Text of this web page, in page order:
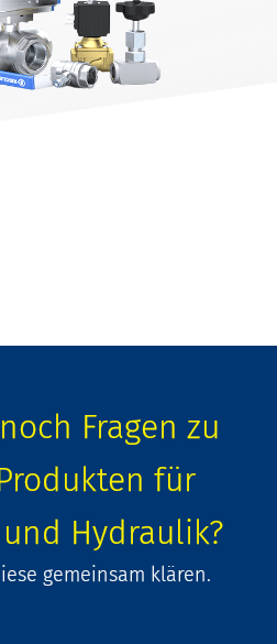
Fragen zu
für
Hydraulik?
gemeinsam klären.